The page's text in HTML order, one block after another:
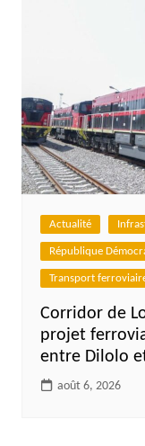
Actualité
République
Transport
Corridor de
projet
entre Dilolo
août 6, 2026